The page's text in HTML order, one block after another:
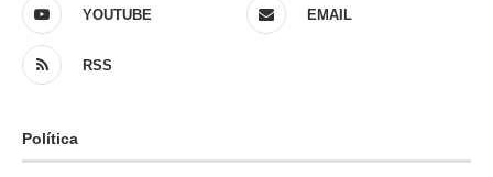
YOUTUBE EMAIL
RSS
Política